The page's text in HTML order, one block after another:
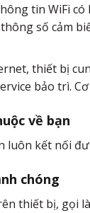
tin WiFi
số cảm
thiết bị
bảo trì.
về bạn
luôn kết nối
chóng
thiết bị, gọi